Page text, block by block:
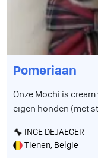
Pomeriaan
Onze Mochi is cream van kleur.
eigen honden (met
geluiden en
De puppy is volledig
INGE DEJAEGER
Tienen, Belgie